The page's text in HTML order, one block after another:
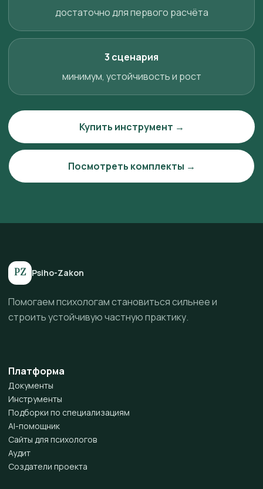
достаточно для первого расчёта
3 сценария
минимум, устойчивость и рост
Купить инструмент →
Посмотреть комплекты →
PZ Psiho-Zakon
Помогаем психологам становиться сильнее и
строить устойчивую частную практику.
Платформа
Документы
Инструменты
Подборки по специализациям
AI-помощник
Сайты для психологов
Аудит
Создатели проекта